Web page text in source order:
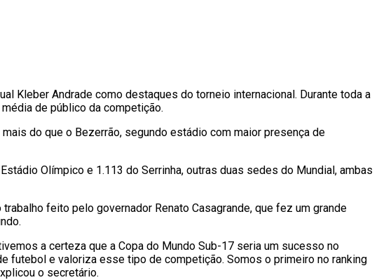
Kleber Andrade como destaques do torneio internacional. Durante toda a
de público da competição.
do que o Bezerrão, segundo estádio com maior presença de
Olímpico e 1.113 do Serrinha, outras duas sedes do Mundial, ambas
feito pelo governador Renato Casagrande, que fez um grande
a certeza que a Copa do Mundo Sub-17 seria um sucesso no
futebol e valoriza esse tipo de competição. Somos o primeiro no ranking
o secretário.